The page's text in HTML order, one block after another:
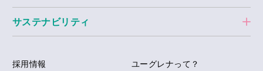
サステナビリティ
採用情報
ユーグレナって？